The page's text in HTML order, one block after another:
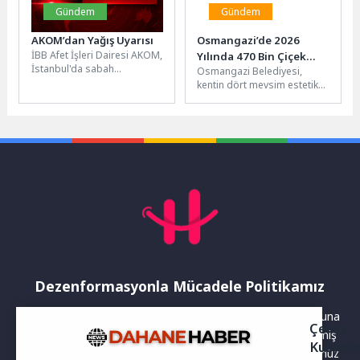
Gündem
AKOM’dan Yağış Uyarısı
İBB Afet İşleri Dairesi AKOM,
İstanbul'da sabah
Gündem
Osmangazi’de 2026
Yılında 470 Bin Çiçek
Toprakla Buluşacak
Osmangazi Belediyesi,
kentin dört mevsim estetik
Dezenformasyonla Mücadele Politikamız
Yayınlanan haberler doğruluk ilkesi gözetilerek hazırlanır. Buna
rağmen bazı içeriklerde eksik, hatalı veya güncelliğini yitirmiş
bilgiler bulunabilir.Yanlış veya yanıltıcı olduğunu düşündüğünüz
Çerez